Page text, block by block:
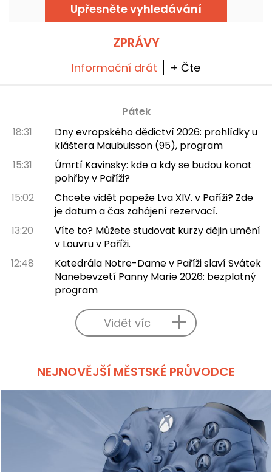
Upřesněte vyhledávání
ZPRÁVY
Informační drát + Čte
Pátek
18:31
Dny evropského dědictví 2026: prohlídky u
kláštera Maubuisson (95), program
15:31
Úmrtí Kavinsky: kde a kdy se budou konat
pohřby v Paříži?
15:02
Chcete vidět papeže Lva XIV. v Paříži? Zde
je datum a čas zahájení rezervací.
13:20
Víte to? Můžete studovat kurzy dějin umění
v Louvru v Paříži.
12:48
Katedrála Notre-Dame v Paříži slaví Svátek
Nanebevzetí Panny Marie 2026: bezplatný
program
Vidět víc
NEJNOVĚJŠÍ MĚSTSKÉ PRŮVODCE